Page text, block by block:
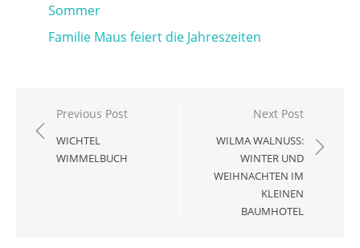
Sommer
Familie Maus feiert die Jahreszeiten
Beitragsnavigation
Previous Post
WICHTEL
WIMMELBUCH
Next Post
WILMA WALNUSS:
WINTER UND
WEIHNACHTEN IM
KLEINEN
BAUMHOTEL